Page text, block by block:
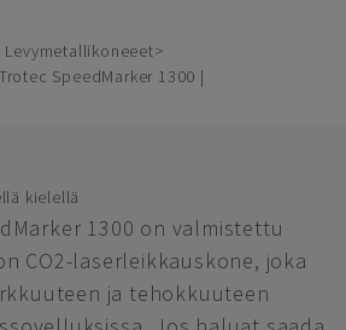
Levymetallikoneeet
SpeedMarker 1300 |
kielellä
1300 on valmistettu
CO2-laserleikkauskone, joka
ja tehokkuuteen